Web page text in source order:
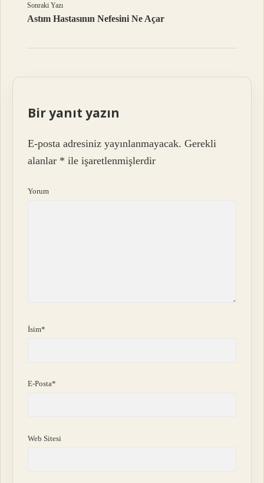
Sonraki Yazı
Astım Hastasının Nefesini Ne Açar
Bir yanıt yazın
E-posta adresiniz yayınlanmayacak. Gerekli
alanlar * ile işaretlenmişlerdir
Yorum
İsim*
E-Posta*
Web Sitesi